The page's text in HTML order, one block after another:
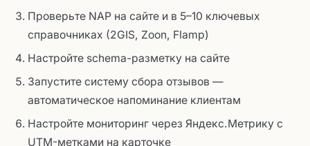
Проверьте NAP на сайте и в 5–10 ключевых
справочниках (2GIS, Zoon, Flamp)
Настройте schema-разметку на сайте
Запустите систему сбора отзывов —
автоматическое напоминание клиентам
Настройте мониторинг через Яндекс.Метрику с
UTM-метками на карточке